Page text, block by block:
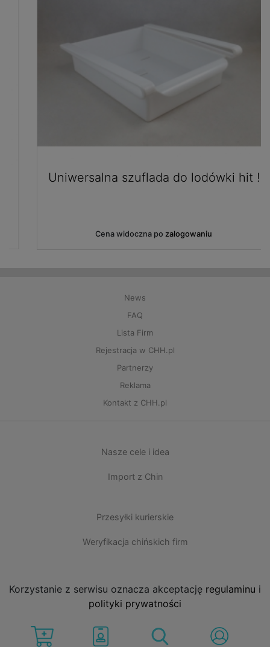
Uniwersalna szuflada do lodówki hit !
Cena widoczna pozalogowaniu
News
FAQ
Lista Firm
Rejestracja w CHH.pl
Partnerzy
Reklama
Kontakt z CHH.pl
Nasze cele i idea
Import z Chin
Przesyłki kurierskie
Weryfikacja chińskich firm
Korzystanie z serwisu oznacza akceptację regulaminu i
polityki prywatności